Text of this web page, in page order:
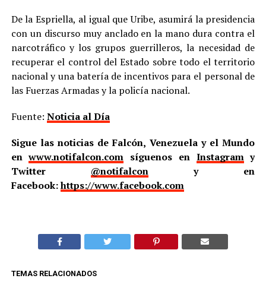
De la Espriella, al igual que Uribe, asumirá la presidencia
con un discurso muy anclado en la mano dura contra el
narcotráfico y los grupos guerrilleros, la necesidad de
recuperar el control del Estado sobre todo el territorio
nacional y una batería de incentivos para el personal de
las Fuerzas Armadas y la policía nacional.
Fuente: Noticia al Día
Sigue las noticias de Falcón, Venezuela y el Mundo
enwww.notifalcon.com síguenos en Instagramy
Twitter @notifalcony en
Facebook:https://www.facebook.com
TEMAS RELACIONADOS